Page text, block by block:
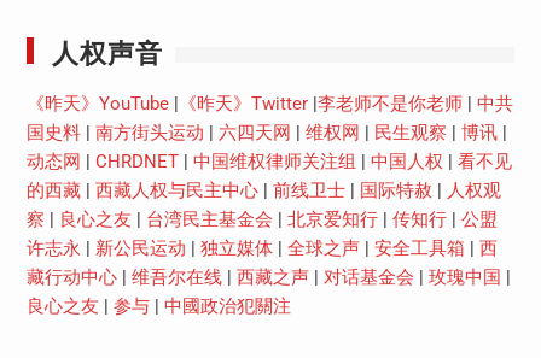
人权声音
《昨天》YouTube| 《昨天》Twitter| 李老师不是你老师| 中共
国史料| 南方街头运动 六四天网 维权网 民生观察 博讯|
动态网
CHRDNET| 中国维权律师关注组 中国人权
看不见
的西藏| 西藏人权与民主中心| 前线卫士| 国际特赦
人权观
察
良心之友 台湾民主基金会 北京爱知行| 传知行| 公盟
许志永
新公民运动 独立媒体| 全球之声| 安全工具箱
西
藏行动中心| 维吾尔在线| 西藏之声| 对话基金会 玫瑰中国
良心之友
参与| 中國政治犯關注